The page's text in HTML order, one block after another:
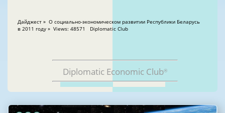
Дайджест » О социально-экономическом развитии Республики Беларусь
в 2011 году » Views: 48571 Diplomatic Club
Diplomatic Economic Club®